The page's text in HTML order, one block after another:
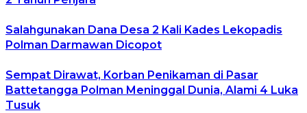
Salahgunakan Dana Desa 2 Kali Kades Lekopadis
Polman Darmawan Dicopot
Sempat Dirawat, Korban Penikaman di Pasar
Battetangga Polman Meninggal Dunia, Alami 4 Luka
Tusuk